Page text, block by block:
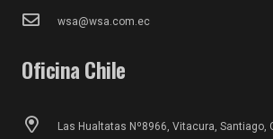
wsa@wsa.com.ec
Oficina Chile
Las Hualtatas Nº8966, Vitacura, Santiago,